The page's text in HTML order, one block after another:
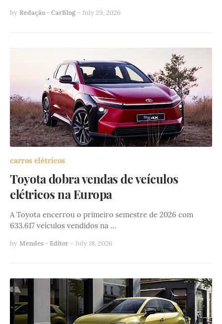
by Redação - CarBlog - July 29, 2026
carros elétricos
Toyota dobra vendas de veículos
elétricos na Europa
A Toyota encerrou o primeiro semestre de 2026 com
633.617 veículos vendidos na …
by Mendes - Editor - July 18, 2026